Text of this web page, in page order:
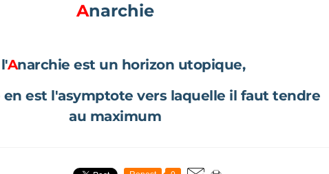
Anarchie
Anarchie est un horizon utopique,
est l'asymptote vers laquelle il faut tendre
au maximum